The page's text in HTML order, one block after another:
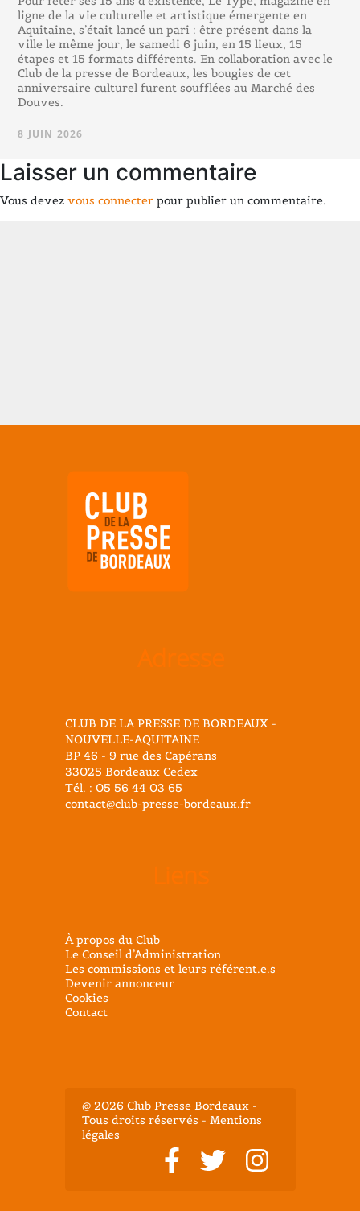
ligne de la vie culturelle et artistique émergente en
Aquitaine, s’était lancé un pari : être présent dans la
ville le même jour, le samedi 6 juin, en 15 lieux, 15
étapes et 15 formats différents. En collaboration avec le
Club de la presse de Bordeaux, les bougies de cet
anniversaire culturel furent soufflées au Marché des
Douves.
8 JUIN 2026
Laisser un commentaire
Vous devez vous connecter pour publier un commentaire.
CLUB DE LA PRESSE DE BORDEAUX -
NOUVELLE-AQUITAINE
BP 46 - 9 rue des Capérans
33025 Bordeaux Cedex
Tél. : 05 56 44 03 65
contact@club-presse-bordeaux.fr
À propos du Club
Le Conseil d’Administration
Les commissions et leurs référent.e.s
Devenir annonceur
Cookies
Contact
@ 2026 Club Presse Bordeaux -
Tous droits réservés - Mentions
légales